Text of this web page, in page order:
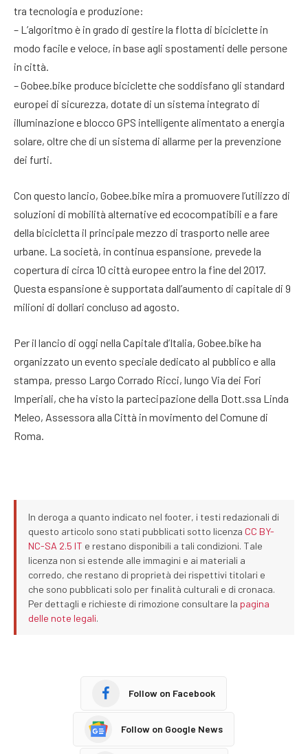
tra tecnologia e produzione:
– L’algoritmo è in grado di gestire la flotta di biciclette in
modo facile e veloce, in base agli spostamenti delle persone
in città.
– Gobee.bike produce biciclette che soddisfano gli standard
europei di sicurezza, dotate di un sistema integrato di
illuminazione e blocco GPS intelligente alimentato a energia
solare, oltre che di un sistema di allarme per la prevenzione
dei furti.
Con questo lancio, Gobee.bike mira a promuovere l’utilizzo di
soluzioni di mobilità alternative ed ecocompatibili e a fare
della bicicletta il principale mezzo di trasporto nelle aree
urbane. La società, in continua espansione, prevede la
copertura di circa 10 città europee entro la fine del 2017.
Questa espansione è supportata dall’aumento di capitale di 9
milioni di dollari concluso ad agosto.
Per il lancio di oggi nella Capitale d’Italia, Gobee.bike ha
organizzato un evento speciale dedicato al pubblico e alla
stampa, presso Largo Corrado Ricci, lungo Via dei Fori
Imperiali, che ha visto la partecipazione della Dott.ssa Linda
Meleo, Assessora alla Città in movimento del Comune di
Roma.
In deroga a quanto indicato nel footer, i testi redazionali di
questo articolo sono stati pubblicati sotto licenza CC BY-
NC-SA 2.5 IT e restano disponibili a tali condizioni. Tale
licenza non si estende alle immagini e ai materiali a
corredo, che restano di proprietà dei rispettivi titolari e
che sono pubblicati solo per finalità culturali e di cronaca.
Per dettagli e richieste di rimozione consultare la pagina
delle note legali.
Follow on Facebook
Follow on Google News